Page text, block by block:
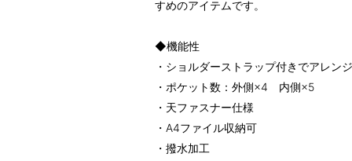
すめのアイテムです。
◆機能性
・ショルダーストラップ付きでアレン
・ポケット数：外側×4 内側×5
・天ファスナー仕様
・A4ファイル収納可
・撥水加工